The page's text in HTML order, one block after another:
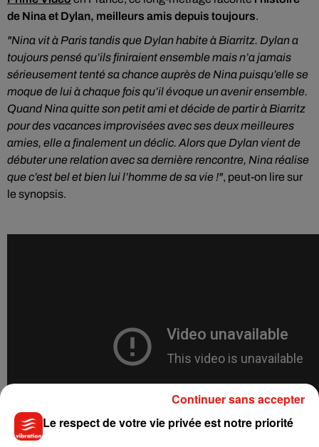
de Nina et Dylan, meilleurs amis depuis toujours.
"Nina vit à Paris tandis que Dylan habite à Biarritz. Dylan a
toujours pensé qu’ils finiraient ensemble mais n’a jamais
sérieusement tenté sa chance auprès de Nina puisqu’elle se
moque de lui à chaque fois qu’il évoque un avenir ensemble.
Quand Nina quitte son petit ami et décide de partir à Biarritz
pour des vacances improvisées avec ses deux meilleures
amies, elle a finalement un déclic. Alors que Dylan vient de
débuter une relation avec sa dernière rencontre, Nina réalise
que c’est bel et bien lui l’homme de sa vie !", peut-on lire sur
le synopsis.
Le respect de votre vie privée est notre priorité
Continuer sans accepter